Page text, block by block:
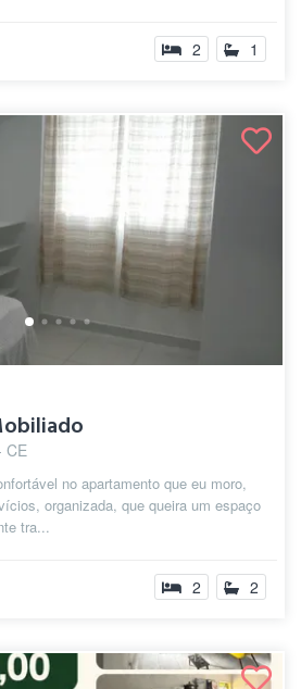
2 1
CE
no apartamento que eu moro,
organizada, que queira um espaço
tra...
2 2